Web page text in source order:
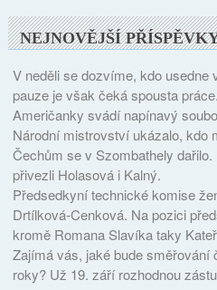
NEJNOVĚJŠÍ
V neděli se dozvíme, kdo usedne
pauze je však čeká spousta práce.
Američanky svádí napínavý
Národní mistrovství ukázalo, kdo
Čechům se v Szombathely
přivezli Holasová i Kalný.
Předsedkyní technické komise
Drtílková-Cenková. Na pozici
kromě Romana Slavíka taky
Zajímá vás, jaké bude
roky? Už 19. září rozhodnou